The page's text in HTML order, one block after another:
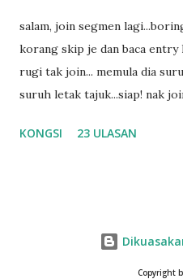
salam, join segmen
korang skip je dan baca entry
rugi tak join... memula dia
suruh letak tajuk...siap! nak
KONGSI 23 ULASAN
Copyright